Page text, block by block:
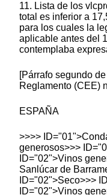
11. Lista de los
total es inferior a
para los cuales la
aplicable antes del
contemplaba
[Párrafo segundo
Reglamento (CEE)
ESPAÑA
>>>>
generosos>>>
ID="02">Vinos
Sanlúcar de
ID="02">Seco>>>
ID="02">Vinos